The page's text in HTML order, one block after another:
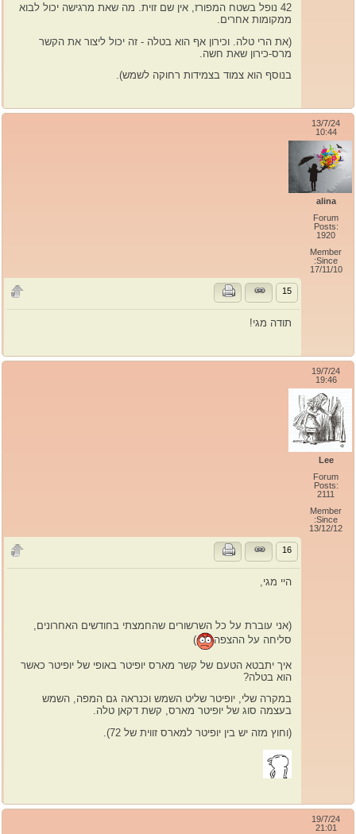
42 נופל בשטח המפורז, אין שם זוית. מה שאת מרגישה יכול לבוא
ממקומות אחרים.
(את הרי טלה. וכירון אף הוא בטלה - זה יכול ליצור את הקשר
מרס-כירון שאת חשה.
בנוסף הוא צמוד בצמידות רחוקה לשמש).
13/7/24
10:44
alina
Forum
Posts:
1920
Member
Since:
17/11/10
15
תודה מגי!
19/7/24
19:46
Lee
Forum
Posts:
2111
Member
Since:
13/12/12
16
היי מגי,
(אני עוברת על כל השרשורים שהחמצתי בחודשים האחרונים,
סליחה על ההצפה
)
איך יתבטא הטעם של קשר מארס יופיטר באופי של יופיטר כאשר
הוא בטלה?
במקרה שלי, יופיטר שליט השמש וכנראה גם המפה, השמש
בעצמה סוג של יופיטר מארס, קשת דקאן טלה.
(וחוץ מזה יש בין יופיטר למארס זווית של 72).
19/7/24
21:01